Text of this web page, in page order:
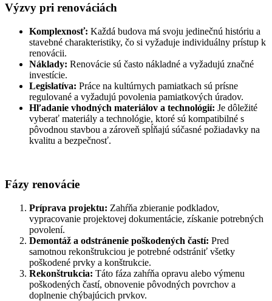
Výzvy pri renováciách
Komplexnosť: Každá budova má svoju jedinečnú históriu a
stavebné charakteristiky, čo si vyžaduje individuálny prístup k
renovácii.
Náklady: Renovácie sú často nákladné a vyžadujú značné
investície.
Legislatíva: Práce na kultúrnych pamiatkach sú prísne
regulované a vyžadujú povolenia pamiatkových úradov.
Hľadanie vhodných materiálov a technológií: Je dôležité
vyberať materiály a technológie, ktoré sú kompatibilné s
pôvodnou stavbou a zároveň spĺňajú súčasné požiadavky na
kvalitu a bezpečnosť.
Fázy renovácie
Príprava projektu: Zahŕňa zbieranie podkladov,
vypracovanie projektovej dokumentácie, získanie potrebných
povolení.
Demontáž a odstránenie poškodených častí: Pred
samotnou rekonštrukciou je potrebné odstrániť všetky
poškodené prvky a konštrukcie.
Rekonštrukcia: Táto fáza zahŕňa opravu alebo výmenu
poškodených častí, obnovenie pôvodných povrchov a
doplnenie chýbajúcich prvkov.